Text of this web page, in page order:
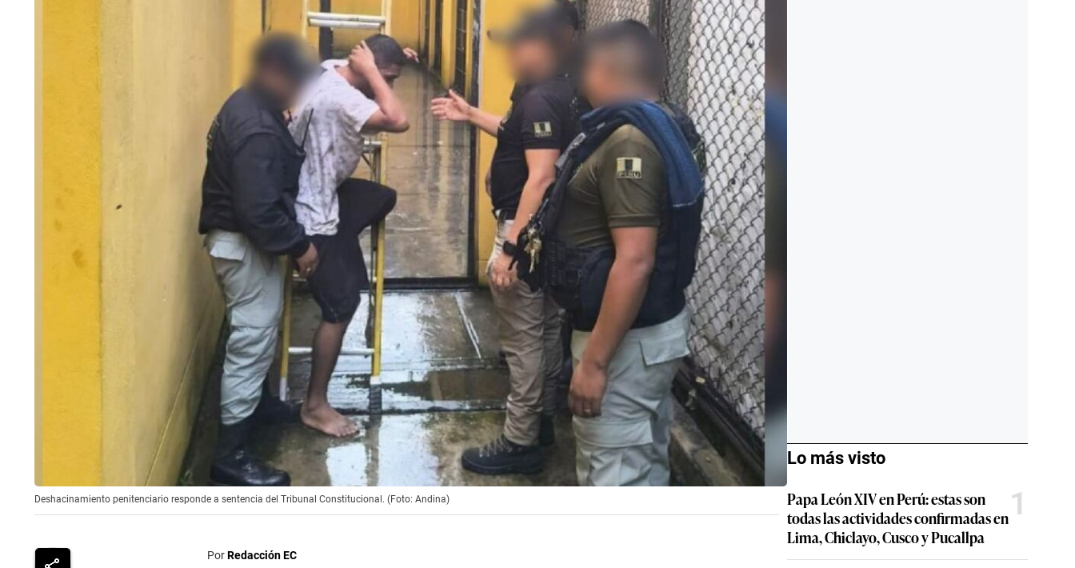
Deshacinamiento penitenciario responde a sentencia del Tribunal Constitucional. (Foto: Andina)
PorRedacción EC
Lo más visto
Papa León XIV en Perú: estas son
todas las actividades confirmadas en
Lima, Chiclayo, Cusco y Pucallpa
1